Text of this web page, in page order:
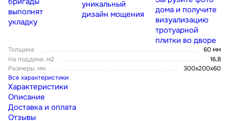
выполнят
укладку
уникальный
дизайн мощения
дома и получите
визуализацию
тротуарной
плитки во дворе
Толщина
60 мм
На поддоне, м2
16,8
Размеры, мм
300х200х60
Все характеристики
Характеристики
Описание
Доставка и оплата
Отзывы